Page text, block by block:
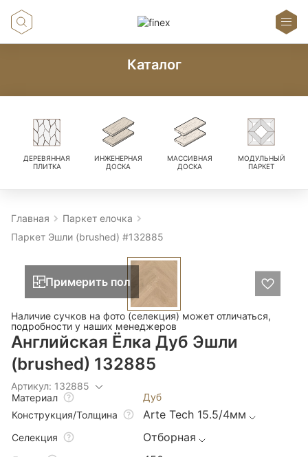
Каталог
ДЕРЕВЯННАЯ
ПЛИТКА
ИНЖЕНЕРНАЯ
ДОСКА
МАССИВНАЯ
ДОСКА
МОДУЛЬНЫЙ
ПАРКЕТ
Главная
Паркет елочка
Паркет Эшли (brushed) #132885
Примерить пол
Наличие сучков на фото (селекция) может отличаться,
подробности у наших менеджеров
Английская Ёлка Дуб Эшли
(brushed) 132885
Артикул: 132885
Материал
Дуб
Конструкция/Толщина
Arte Tech 15.5/4мм
Селекция Отборная